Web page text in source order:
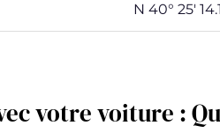
N 40° 25'
votre voiture :